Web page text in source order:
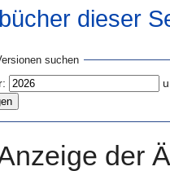
dieser
suchen
der